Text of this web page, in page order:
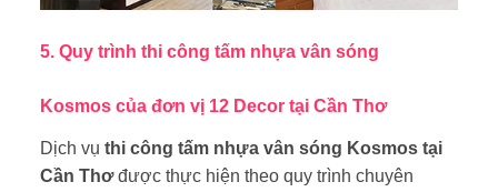
5. Quy trình thi công tấm nhựa vân sóng
Kosmos của đơn vị 12 Decor tại Cần Thơ
Dịch vụ thi công tấm nhựa vân sóng Kosmos tại
Cần Thơđược thực hiện theo quy trình chuyên